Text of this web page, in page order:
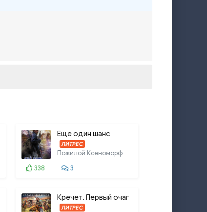
Еще один шанс
ЛИТРЕС
Пожилой Ксеноморф
338
3
Кречет. Первый очаг
ЛИТРЕС